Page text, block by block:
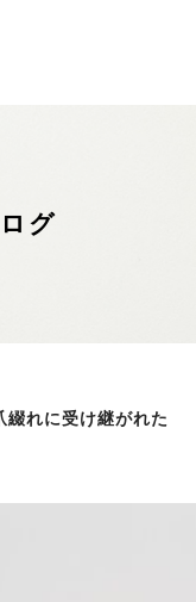
グ
綴れに受け継がれた